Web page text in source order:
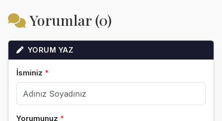
Yorumlar (0)
YORUM YAZ
İsminiz *
Yorumunuz *